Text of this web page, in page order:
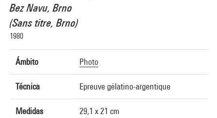
Bez Navu, Brno
(Sans titre, Brno)
1980
Ámbito Photo
Técnica Epreuve gélatino-argentique
Medidas 29,1 x 21 cm
Difusión de la imagen :GrandPalaisRmnPhoto